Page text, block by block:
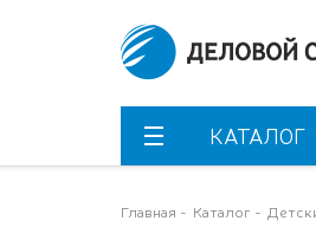
КАТАЛОГ
Главная Каталог